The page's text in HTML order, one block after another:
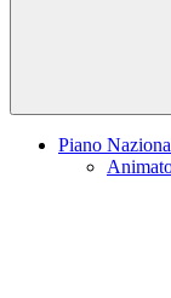
Piano